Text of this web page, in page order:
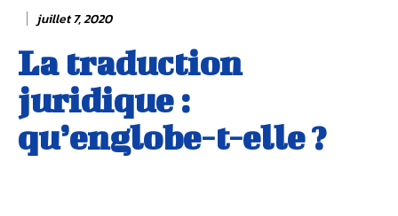
juillet 7, 2020
La traduction
juridique :
qu’englobe-t-elle ?